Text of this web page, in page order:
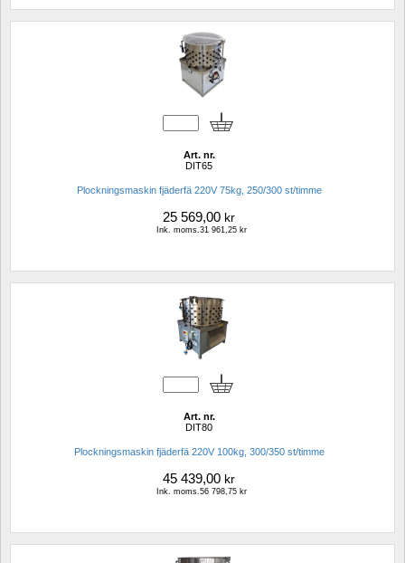
Art. nr.
DIT65
Plockningsmaskin fjäderfä 220V 75kg, 250/300 st/timme
25 569,00 kr
Ink. moms.31 961,25 kr
Art. nr.
DIT80
Plockningsmaskin fjäderfä 220V 100kg, 300/350 st/timme
45 439,00 kr
Ink. moms.56 798,75 kr